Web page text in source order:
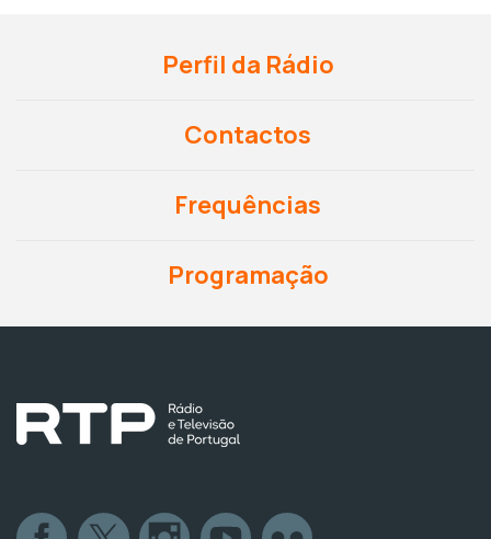
Perfil da Rádio
Contactos
Frequências
Programação